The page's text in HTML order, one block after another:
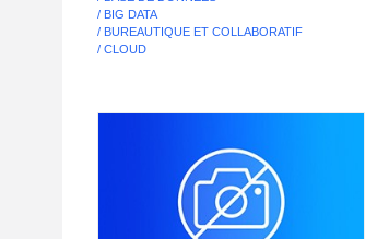
/ BIG DATA
/ BUREAUTIQUE ET COLLABORATIF
/ CLOUD